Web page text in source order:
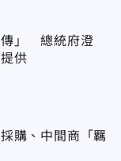
傳」 總統府澄
供
購、中間商「羈